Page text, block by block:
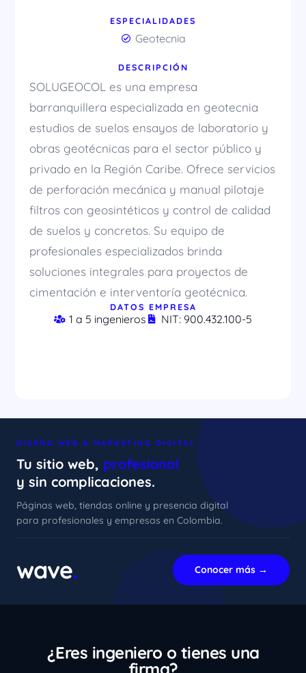
ESPECIALIDADES
Geotecnia
DESCRIPCIÓN
SOLUGEOCOL es una empresa
barranquillera especializada en geotecnia
estudios de suelos ensayos de laboratorio y
obras geotécnicas para el sector público y
privado en la Región Caribe. Ofrece servicios
de perforación mecánica y manual pilotaje
filtros con geosintéticos y control de calidad
de suelos y concretos. Su equipo de
profesionales especializados brinda
soluciones integrales para proyectos de
cimentación e interventoría geotécnica.
DATOS EMPRESA
1 a 5 ingenieros NIT: 900.432.100-5
DISEÑO WEB & MARKETING DIGITAL
Tu sitio web, profesional
y sin complicaciones.
Páginas web, tiendas online y presencia digital
para profesionales y empresas en Colombia.
wave. Conocer más →
¿Eres ingeniero o tienes una
xImenA